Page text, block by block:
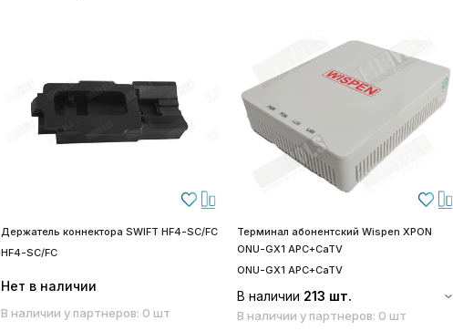
Держатель коннектора SWIFT HF4-SC/FC
HF4-SC/FC
Нет в наличии
В наличии у партнеров: 0 шт
Терминал абонентский Wispen XPON
ONU-GX1 APC+CaTV
ONU-GX1 APC+CaTV
В наличии 213 шт.
В наличии у партнеров: 0 шт